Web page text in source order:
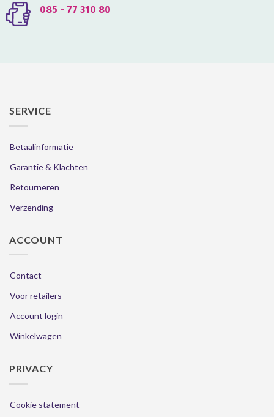
085 - 77 310 80
SERVICE
Betaalinformatie
Garantie & Klachten
Retourneren
Verzending
ACCOUNT
Contact
Voor retailers
Account login
Winkelwagen
PRIVACY
Cookie statement